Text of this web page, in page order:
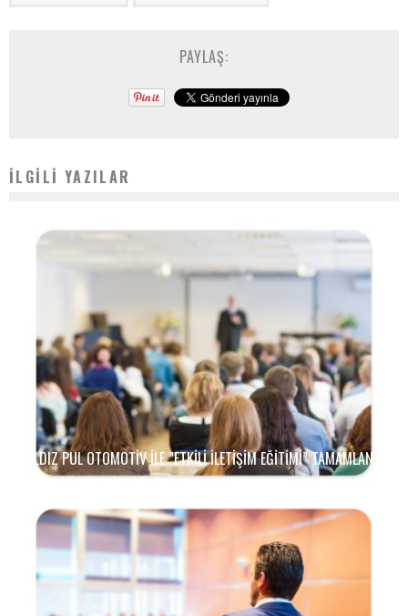
PAYLAŞ:
İLGILI YAZILAR
YILDIZ PUL OTOMOTIV ILE ”ETKILI İLETIŞIM EĞITIMI” TAMAMLANDI